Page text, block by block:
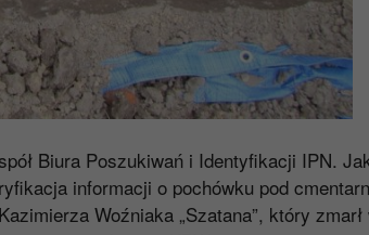
Biura Poszukiwań i Identyfikacji IPN.
informacji o pochówku pod
Woźniaka „Szatana”, który